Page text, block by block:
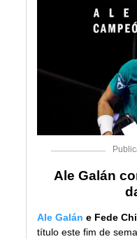
Ale Galán
Ale Galán e Fede
título este fim de